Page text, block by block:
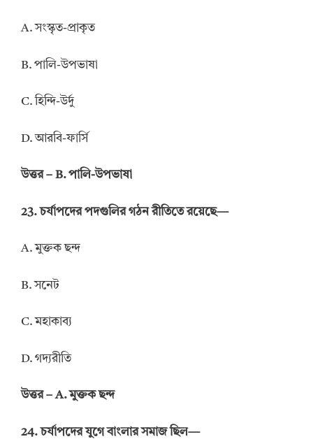
A. সংস্কৃত-প্রাকৃত
B. পালি-উপভাষা
C. হিন্দি-উর্দু
D. আরবি-ফার্সি
উত্তর – B. পালি-উপভাষা
23. চর্যাপদের পদগুলির গঠন রীতিতে রয়েছে—
A. মুক্তক ছন্দ
B. সনেট
C. মহাকাব্য
D. গদ্যরীতি
উত্তর – A. মুক্তক ছন্দ
24. চর্যাপদের যুগে বাংলার সমাজ ছিল—